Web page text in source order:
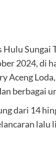
Hulu Sungai
2024, di
Aceng
berbagai
dari 14